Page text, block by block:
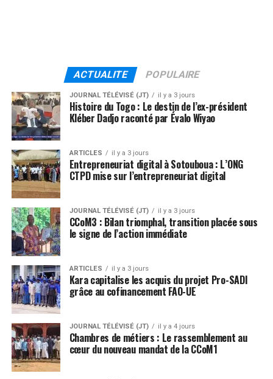
ACTUALITE POPULAIRE
JOURNAL TÉLÉVISÉ (JT) il y a 3 jours
Histoire du Togo : Le destin de l’ex-président
Kléber Dadjo raconté par Évalo Wiyao
ARTICLES il y a 3 jours
Entrepreneuriat digital à Sotouboua : L’ONG
CTPD mise sur l’entrepreneuriat digital
JOURNAL TÉLÉVISÉ (JT) il y a 3 jours
CCoM3 : Bilan triomphal, transition placée sous
le signe de l’action immédiate
ARTICLES il y a 3 jours
Kara capitalise les acquis du projet Pro-SADI
grâce au cofinancement FAO-UE
JOURNAL TÉLÉVISÉ (JT) il y a 4 jours
Chambres de métiers : Le rassemblement au
cœur du nouveau mandat de la CCoM1